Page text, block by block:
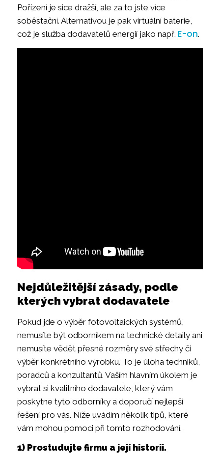
Pořízení je sice dražší, ale za to jste více
soběstační. Alternativou je pak virtuální baterie,
což je služba dodavatelů energií jako např. E-on.
Nejdůležitější zásady, podle
kterých vybrat dodavatele
Pokud jde o výběr fotovoltaických systémů,
nemusíte být odborníkem na technické detaily ani
nemusíte vědět přesné rozměry své střechy či
výběr konkrétního výrobku. To je úloha techniků,
poradců a konzultantů. Vaším hlavním úkolem je
vybrat si kvalitního dodavatele, který vám
poskytne tyto odborníky a doporučí nejlepší
řešení pro vás. Níže uvádím několik tipů, které
vám mohou pomoci při tomto rozhodování.
1) Prostudujte firmu a její historii.